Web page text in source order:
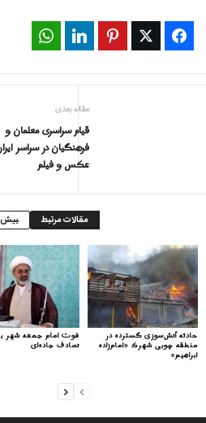
Facebook
Twitter
Pinterest
LinkedIn
مقاله بعدی
قیام سراسری معلمان و
فرهنگیان در سراسر
عکس و فیلم
مقالات مرتبط بیش
فوت امام جمعه شهر
تصادف جاده‌ای
حادثه آتش‌سوزی گسترده در
منطقه چوبی شهرک «امام‌زاده
ابراهیم»